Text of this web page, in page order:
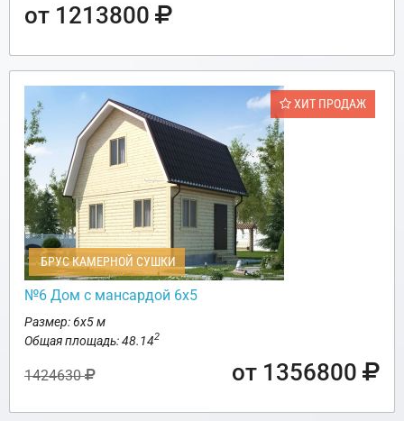
от 1213800
ХИТ ПРОДАЖ
БРУС КАМЕРНОЙ СУШКИ
№6 Дом с мансардой 6х5
Размер: 6х5 м
Общая площадь: 48.142
1424630 от 1356800